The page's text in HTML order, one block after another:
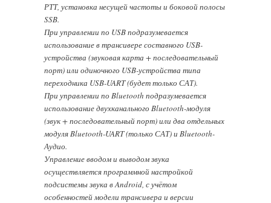
РТТ, установка несущей частоты и боковой полосы
SSB.
При управлении по USB подразумевается
использование в трансивере составного USB-
устройства (звуковая карта + последовательный
порт) или одиночного USB-устройства типа
переходника USB-UART (будет только САТ).
При управлении по Bluetooth подразумевается
использование двухканального Bluetooth-модуля
(звук + последовательный порт) или два отдельных
модуля Bluetooth-UART (только САТ) и Bluetooth-
Аудио.
Управление вводом и выводом звука
осуществляется программной настройкой
подсистемы звука в Android, с учётом
особенностей модели трансивера и версии